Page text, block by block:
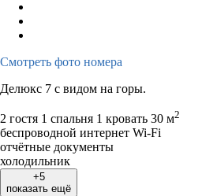
Смотреть фото номера
Делюкс 7 с видом на горы.
2 гостя 1 спальня 1 кровать 30 м2
беспроводной интернет Wi-Fi
отчётные документы
холодильник
+5
показать ещё